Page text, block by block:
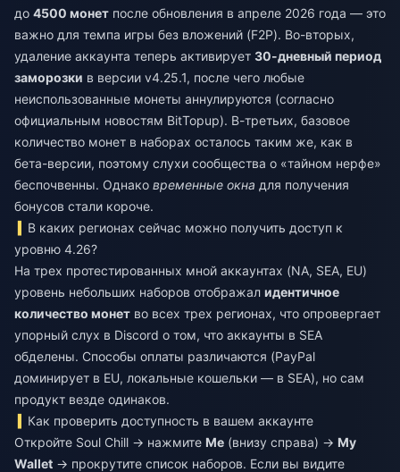
до 4500 монет после обновления в апреле 2026 года — это
важно для темпа игры без вложений (F2P). Во-вторых,
удаление аккаунта теперь активирует 30-дневный период
заморозки в версии v4.25.1, после чего любые
неиспользованные монеты аннулируются (согласно
официальным новостям BitTopup). В-третьих, базовое
количество монет в наборах осталось таким же, как в
бета-версии, поэтому слухи сообщества о «тайном нерфе»
беспочвенны. Однако временные окна для получения
бонусов стали короче.
В каких регионах сейчас можно получить доступ к
уровню 4.26?
На трех протестированных мной аккаунтах (NA, SEA, EU)
уровень небольших наборов отображал идентичное
количество монет во всех трех регионах, что опровергает
упорный слух в Discord о том, что аккаунты в SEA
обделены. Способы оплаты различаются (PayPal
доминирует в EU, локальные кошельки — в SEA), но сам
продукт везде одинаков.
Как проверить доступность в вашем аккаунте
Откройте Soul Chill → нажмите Me (внизу справа) → My
Wallet → прокрутите список наборов. Если вы видите